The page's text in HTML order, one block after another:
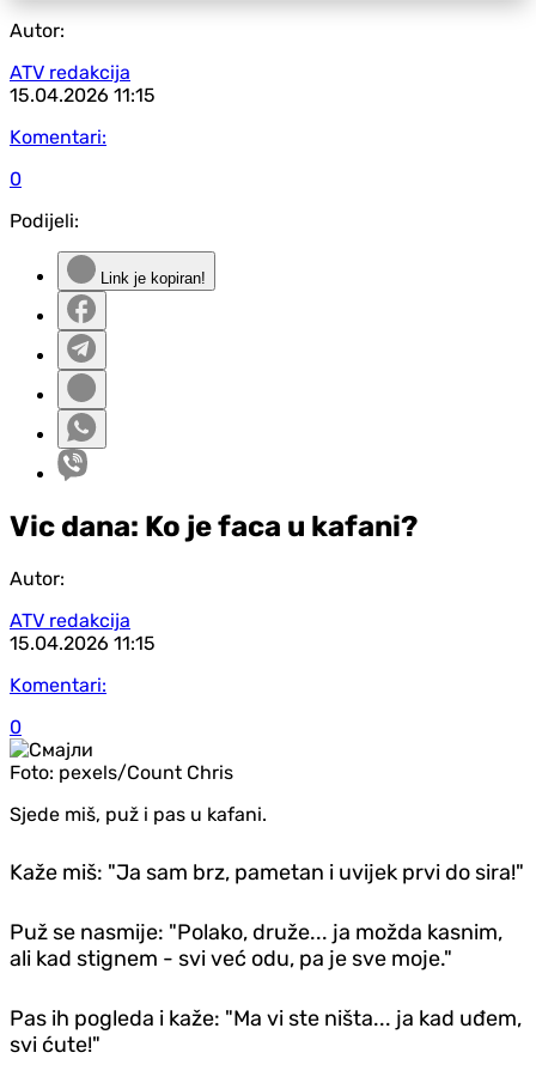
Autor:
ATV redakcija
15.04.2026 11:15
Komentari:
0
Podijeli:
Link je kopiran!
Vic dana: Ko je faca u kafani?
Autor:
ATV redakcija
15.04.2026 11:15
Komentari:
0
Foto: pexels/Count Chris
Sjede miš, puž i pas u kafani.
Kaže miš: "Ja sam brz, pametan i uvijek prvi do sira!"
Puž se nasmije: "Polako, druže... ja možda kasnim,
ali kad stignem - svi već odu, pa je sve moje."
Pas ih pogleda i kaže: "Ma vi ste ništa... ja kad uđem,
svi ćute!"